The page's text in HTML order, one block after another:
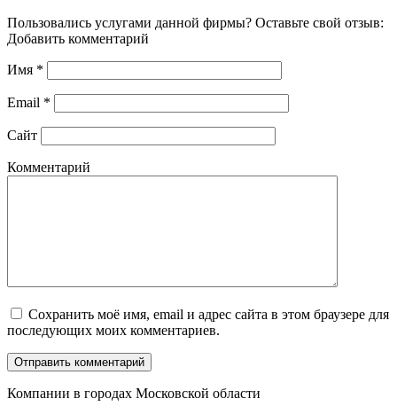
Пользовались услугами данной фирмы? Оставьте свой отзыв:
Добавить комментарий
Имя *
Email *
Сайт
Комментарий
Сохранить моё имя, email и адрес сайта в этом браузере для
последующих моих комментариев.
Компании в городах Московской области